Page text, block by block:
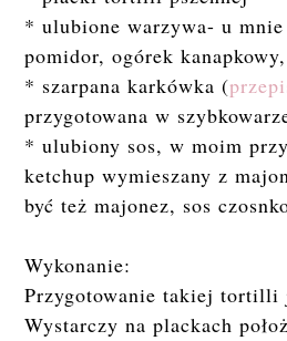
* ulubione warzywa- u mnie
pomidor, ogórek
* szarpana karkówka (
przygotowana w
* ulubiony sos, w moim
ketchup wymieszany z
być też majonez, sos
Wykonanie:
Przygotowanie takiej tortilli
Wystarczy na plackach